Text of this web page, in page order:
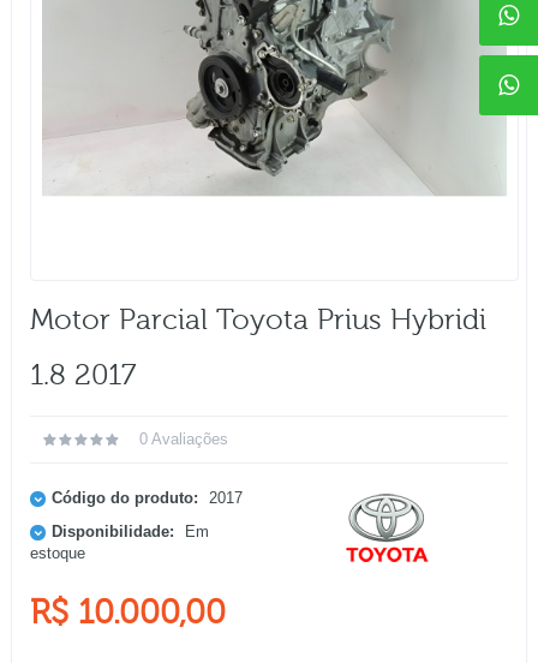
Motor Parcial Toyota Prius Hybridi
1.8 2017
0 Avaliações
Código do produto:
2017
Disponibilidade:
Em
estoque
R$ 10.000,00